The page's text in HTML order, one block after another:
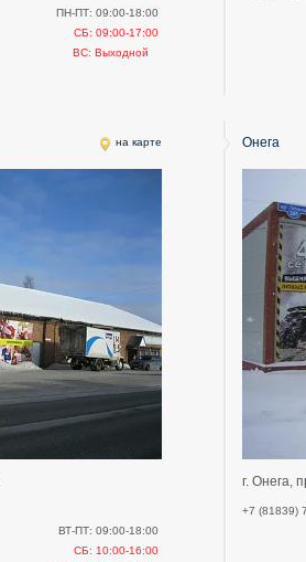
ПН-ПТ: 09:00-18:00
СБ: 09:00-17:00
ВС: Выходной
на карте
ВТ-ПТ: 09:00-18:00
СБ: 10:00-16:00
Онега
г. Онега,
+7 (81839)